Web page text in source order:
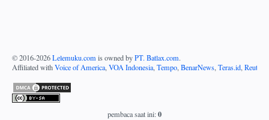
© 2016-2026Lelemuku.com is owned byPT. Batlax.com.
Affiliated withVoice of America, VOA Indonesia, Tempo, BenarNews, Teras.id, Reuters
pembaca saat ini:0